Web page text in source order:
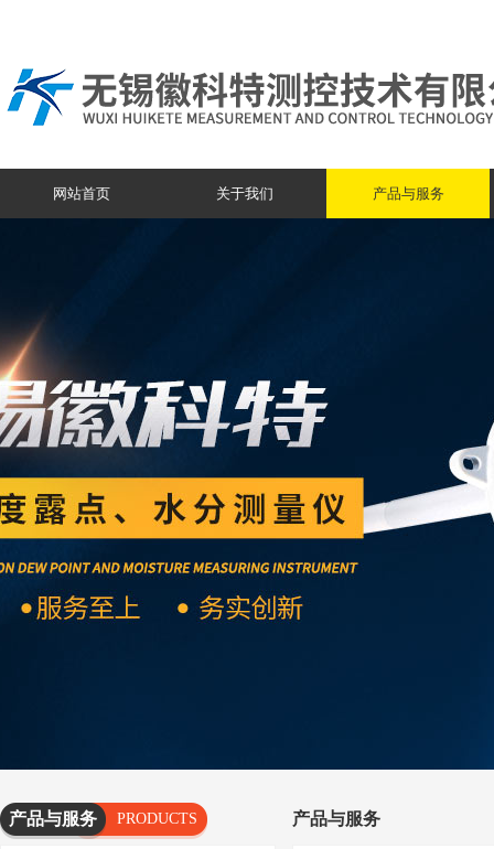
网站首页 关于我们 产品与服务
产品与服务
PRODUCTS
产品与服务